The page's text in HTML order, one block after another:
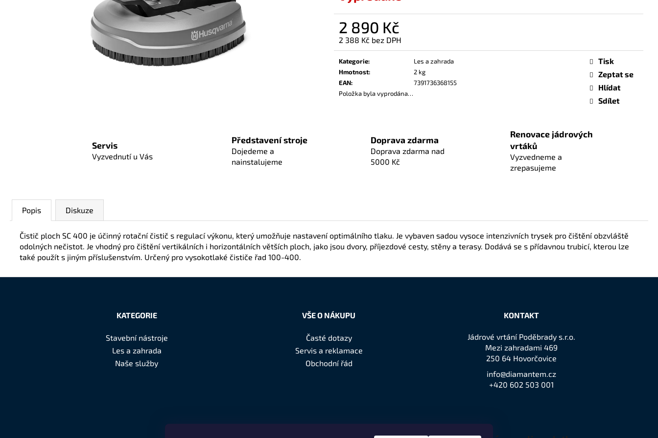
2 890 Kč
2 388 Kč bez DPH
Měrná
cena:
Kategorie:
Les a zahrada
Hmotnost:
2 kg
EAN:
7391736368155
Položka byla vyprodána…
Tisk
Zeptat se
Hlídat
Sdílet
Servis
Vyzvednutí u Vás
Představení stroje
Dojedeme a
nainstalujeme
Doprava zdarma
Doprava zdarma nad
5000 Kč
Renovace jádrových
vrtáků
Vyzvedneme a
zrepasujeme
Popis Diskuze
Čistič ploch SC 400 je účinný rotační čistič s regulací výkonu, který umožňuje nastavení optimálního tlaku. Je vybaven sadou vysoce intenzivních trysek pro čištění obzvláště
odolných nečistot. Je vhodný pro čištění vertikálních i horizontálních větších ploch, jako jsou dvory, příjezdové cesty, stěny a terasy. Dodává se s přídavnou trubicí, kterou lze
také použít s jiným příslušenstvím. Určený pro vysokotlaké čističe řad 100-400.
KATEGORIE
Stavební nástroje
Les a zahrada
Naše služby
VŠE O NÁKUPU
Časté dotazy
Servis a reklamace
Obchodní řád
KONTAKT
Jádrové vrtání Poděbrady s.r.o.
Mezi zahradami 469
250 64 Hovorčovice
info@diamantem.cz
+420 602 503 001